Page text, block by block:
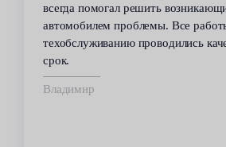
всегда помогал решить
автомобилем проблемы. Все
техобслуживанию проводились
срок.
Владимир